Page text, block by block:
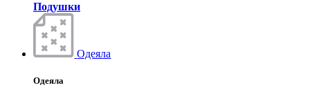
Подушки
Одеяла
Одеяла